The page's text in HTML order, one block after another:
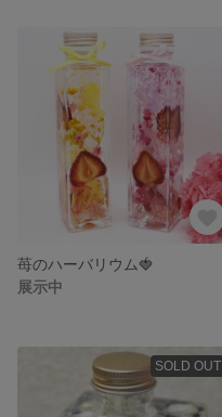
苺のハーバリウム🍓
展示中
SOLD OUT